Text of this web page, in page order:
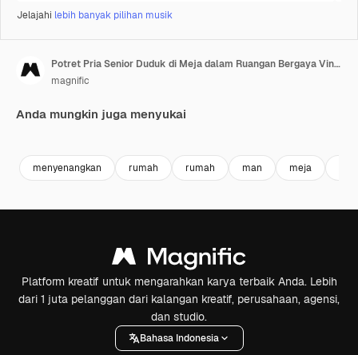
Jelajahi lebih banyak pilihan musik
Potret Pria Senior Duduk di Meja dalam Ruangan Bergaya Vintage
magnific
Anda mungkin juga menyukai
menyenangkan rumah rumah man meja
Platform kreatif untuk mengarahkan karya terbaik Anda. Lebih
dari 1 juta pelanggan dari kalangan kreatif, perusahaan, agensi,
dan studio.
Bahasa Indonesia